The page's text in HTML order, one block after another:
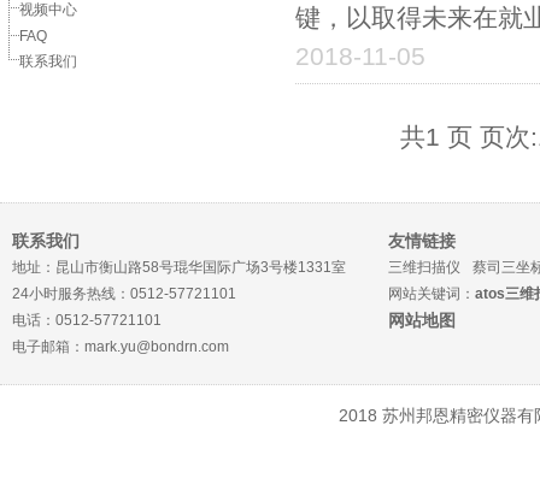
视频中心
FAQ
联系我们
键，以取得未来在就
2018-11-05
共1 页 页次
联系我们
地址：昆山市衡山路58号琨华国际广场3号楼1331室
24小时服务热线：0512-57721101
电话：0512-57721101
电子邮箱：mark.yu@bondrn.com
友情链接
三维扫描仪
蔡司三坐
网站关键词： atos三维
网站地图
2018 苏州邦恩精密仪器